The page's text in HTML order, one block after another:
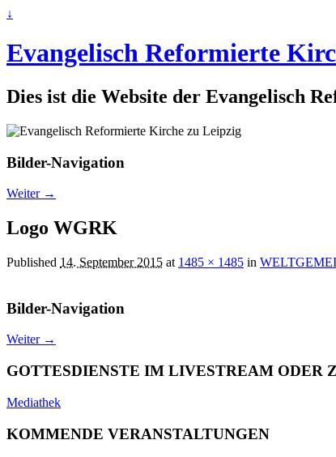
↓
Evangelisch Reformierte
Dies ist die Website der Evangelisch
Bilder-Navigation
Weiter →
Logo WGRK
Published 14. September 2015 at 1485 × 1485 in
Bilder-Navigation
Weiter →
GOTTESDIENSTE IM LIVESTREAM ODER
Mediathek
KOMMENDE VERANSTALTUNGEN